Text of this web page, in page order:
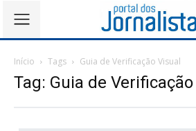
Início Tags Guia de Verificação Visual
Tag: Guia de Verificação